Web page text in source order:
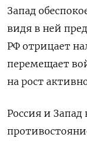
Запад
видя в ней
РФ отрицает
перемещает
на рост
Россия и